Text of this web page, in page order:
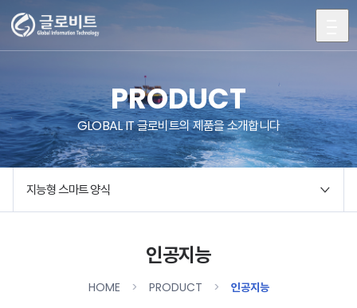
체
메
BUSINESS
PRODUCT
CONTACT
PRODUCT
GLOBAL IT 글로비트의 제품을 소개합니다
지능형 스마트 양식
인공지능
HOME PRODUCT 인공지능